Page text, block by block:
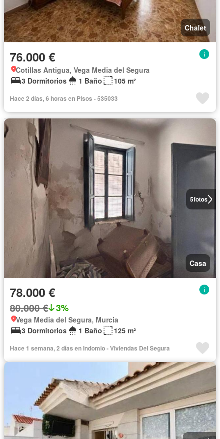
Chalet
76.000 €
Cotillas Antigua, Vega Media del Segura
3 Dormitorios
1 Baño 105 m²
Hace 2 días, 6 horas en Pisos - 535033
5fotos
Casa
78.000 €
80.000 € 3%
Vega Media del Segura, Murcia
3 Dormitorios
1 Baño 125 m²
Hace 1 semana, 2 días en Indomio - Viviendas Del Segura